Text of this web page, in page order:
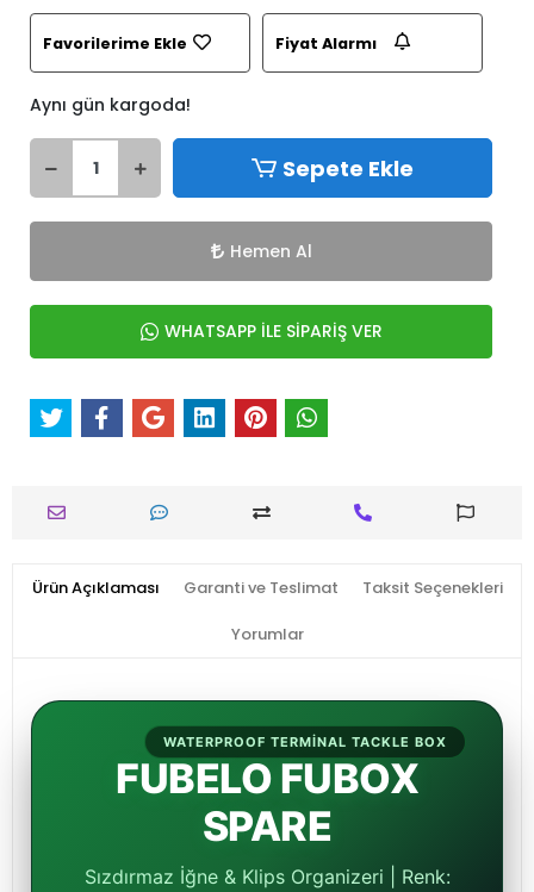
Favorilerime Ekle Fiyat Alarmı
Aynı gün kargoda!
Sepete Ekle
Hemen Al
WHATSAPP İLE SİPARİŞ VER
Ürün Açıklaması Garanti ve Teslimat Taksit Seçenekleri
Yorumlar
WATERPROOF TERMINAL TACKLE BOX
FUBELO FUBOX
SPARE
Sızdırmaz İğne & Klips Organizeri | Renk: